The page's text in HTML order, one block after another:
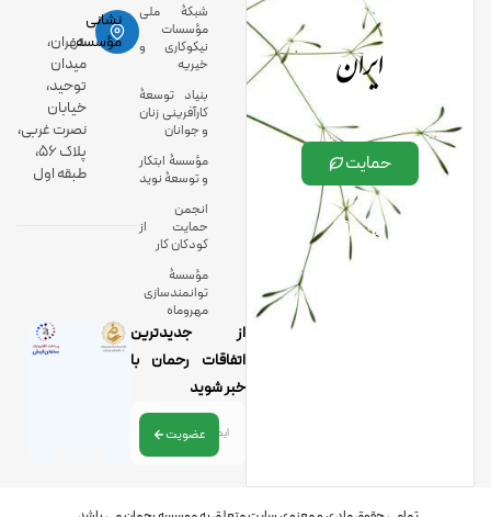
ایران
حمایت
شبکۀ ملی
مؤسسات
نیکوکاری و
خیریه
بنیاد توسعۀ
کارآفرینی زنان
و جوانان
مؤسسۀ ابتکار
و توسعۀ نوید
انجمن
حمایت از
کودکان کار
مؤسسۀ
توانمندسازی
مهروماه
نشانی
مؤسسه:تهران،
میدان
توحید،
خیابان
نصرت غربی،
پلاک 56،
طبقه اول
از جدیدترین
اتفاقات رحمان با
خبر شوید
عضویت